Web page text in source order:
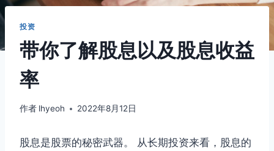
投资
带你了解股息以及股息收益
率
作者 lhyeoh 2022年8月12日
股息是股票的秘密武器。 从长期投资来看，股息的